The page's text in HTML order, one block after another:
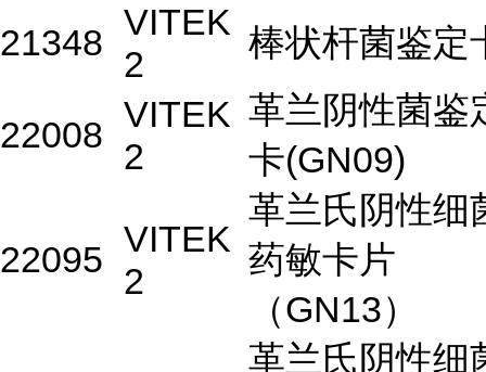
21348 VITEK
2
棒状杆菌鉴定
22008 VITEK
2
革兰阴性菌鉴
卡(GN09)
22095 VITEK
2
革兰氏阴性细
药敏卡片
（GN13）
革兰氏阴性细